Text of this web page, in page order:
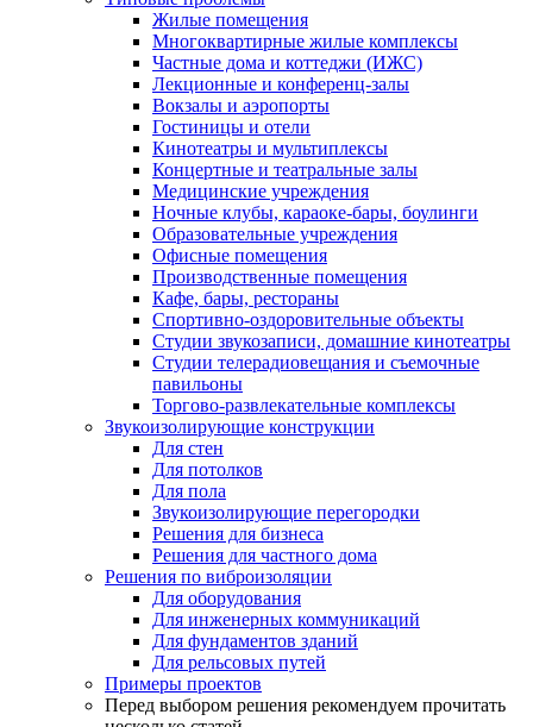
Жилые помещения
Многоквартирные жилые комплексы
Частные дома и коттеджи (ИЖС)
Лекционные и конференц-залы
Вокзалы и аэропорты
Гостиницы и отели
Кинотеатры и мультиплексы
Концертные и театральные залы
Медицинские учреждения
Ночные клубы, караоке-бары, боулинги
Образовательные учреждения
Офисные помещения
Производственные помещения
Кафе, бары, рестораны
Спортивно-оздоровительные объекты
Студии звукозаписи, домашние кинотеатры
Студии телерадиовещания и съемочные
павильоны
Торгово-развлекательные комплексы
Звукоизолирующие конструкции
Для стен
Для потолков
Для пола
Звукоизолирующие перегородки
Решения для бизнеса
Решения для частного дома
Решения по виброизоляции
Для оборудования
Для инженерных коммуникаций
Для фундаментов зданий
Для рельсовых путей
Примеры проектов
Перед выбором решения рекомендуем прочитать